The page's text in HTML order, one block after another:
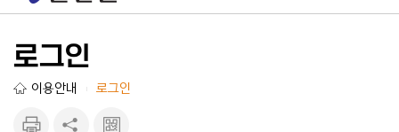
로그인
이용안내 로그인